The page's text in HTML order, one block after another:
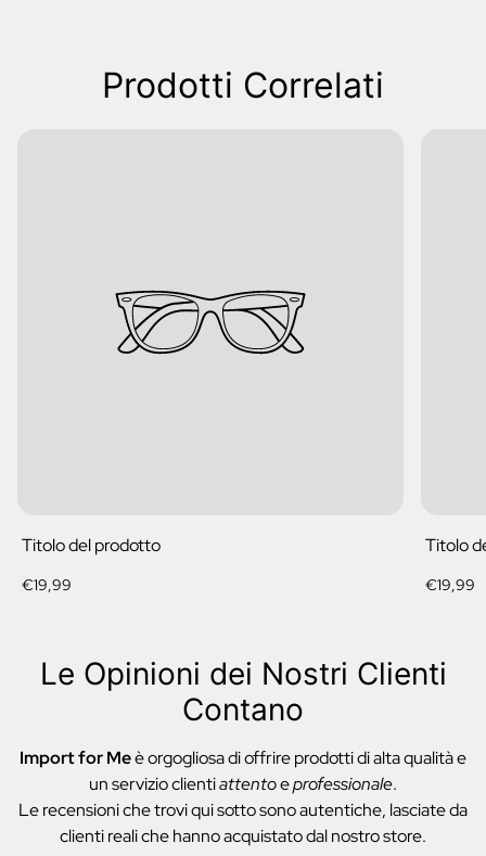
Prodotti Correlati
Titolo del prodotto
Prezzo
€19,99
Titolo
Prezzo
€19,99
Le Opinioni dei Nostri Clienti
Contano
Import for Meè orgogliosa di offrire prodotti di alta qualità e
un servizio clientiattentoeprofessionale.
Le recensioni che trovi qui sotto sono autentiche, lasciate da
clienti reali che hanno acquistato dal nostro store.